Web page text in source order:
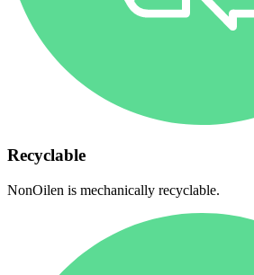
Recyclable
NonOilen is mechanically recyclable.